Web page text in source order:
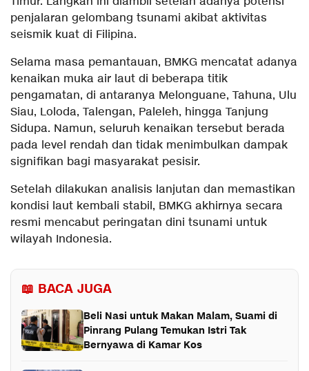
penjalaran gelombang tsunami akibat aktivitas
seismik kuat di Filipina.
Selama masa pemantauan, BMKG mencatat adanya
kenaikan muka air laut di beberapa titik
pengamatan, di antaranya Melonguane, Tahuna, Ulu
Siau, Loloda, Talengan, Paleleh, hingga Tanjung
Sidupa. Namun, seluruh kenaikan tersebut berada
pada level rendah dan tidak menimbulkan dampak
signifikan bagi masyarakat pesisir.
Setelah dilakukan analisis lanjutan dan memastikan
kondisi laut kembali stabil, BMKG akhirnya secara
resmi mencabut peringatan dini tsunami untuk
wilayah Indonesia.
📖 BACA JUGA
Beli Nasi untuk Makan Malam, Suami di
Pinrang Pulang Temukan Istri Tak
Bernyawa di Kamar Kos